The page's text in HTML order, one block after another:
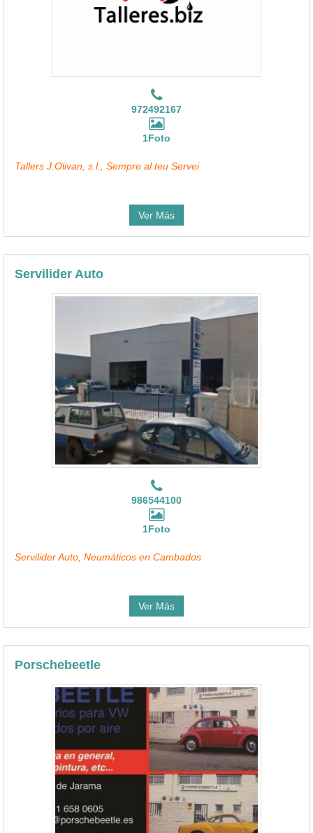
972492167
1Foto
Tallers J.Olivan, s.l., Sempre al teu Servei
Ver Más
Servilider Auto
986544100
1Foto
Servilider Auto, Neumáticos en Cambados
Ver Más
Porschebeetle